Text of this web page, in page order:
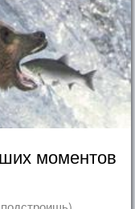
моментов